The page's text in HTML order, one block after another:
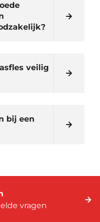
veilig
bij een
vragen